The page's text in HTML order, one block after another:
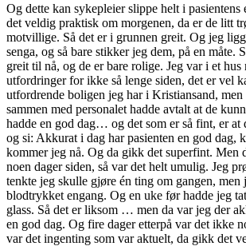
Og dette kan sykepleier slippe helt i pasientens
det veldig praktisk om morgenen, da er de litt
motvillige. Så det er i grunnen greit. Og jeg
senga, og så bare stikker jeg dem, på en måte.
greit til nå, og de er bare rolige. Jeg var i et hus
utfordringer for ikke så lenge siden, det er vel
utfordrende boligen jeg har i Kristiansand,
sammen med personalet hadde avtalt at de
hadde en god dag… og det som er så fint, er at
og si: Akkurat i dag har pasienten en god dag,
kommer jeg nå. Og da gikk det superfint. Men
noen dager siden, så var det helt umulig. Jeg
tenkte jeg skulle gjøre én ting om gangen, men
blodtrykket engang. Og en uke før hadde jeg
glass. Så det er liksom … men da var jeg der
en god dag. Og fire dager etterpå var det ikke
var det ingenting som var aktuelt, da gikk det